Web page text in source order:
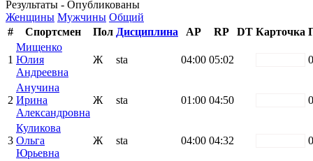
Результаты - Опубликованы
Женщины Мужчины Общий
#
Спортсмен Пол Дисциплина AP RP DT Карточка
1
Мищенко
Юлия
Андреевна
Ж sta 04:00 05:02 0
2
Анучина
Ирина
Александровна
Ж sta 01:00 04:50 0
3
Куликова
Ольга
Юрьевна
Ж sta 04:00 04:32 0